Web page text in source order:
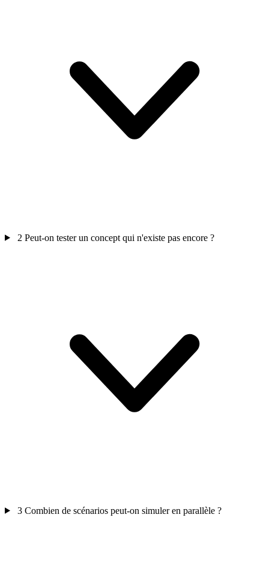
2 Peut-on tester un concept qui n'existe pas encore ?
3 Combien de scénarios peut-on simuler en parallèle ?